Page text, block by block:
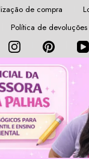
de compra
Política de devoluções